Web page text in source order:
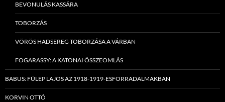
BEVONULÁS KASSÁRA
TOBORZÁS
VÖRÖS HADSEREG TOBORZÁSA A VÁRBAN
FOGARASSY: A KATONAI ÖSSZEOMLÁS
BABUS: FÜLEP LAJOS AZ 1918-1919-ESFORRADALMAKBAN
KORVIN OTTÓ